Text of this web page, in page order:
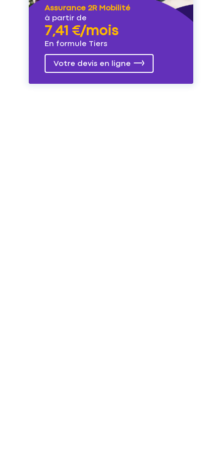
Assurance 2R Mobilité
à partir de
7,41 €/mois
En formule Tiers
Votre devis en ligne